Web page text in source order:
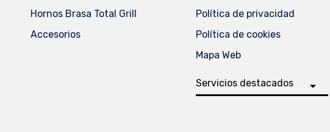
Hornos Brasa Total Grill
Accesorios
Política de privacidad
Política de cookies
Mapa Web